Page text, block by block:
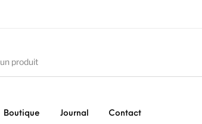
Boutique Journal Contact